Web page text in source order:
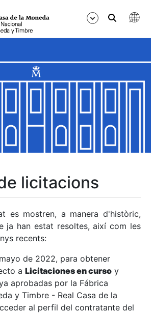
licitacions
es mostren, a manera d'històric,
ja han estat resoltes, així com les
recents:
de 2022, para obtener
a Licitaciones en curso y
aprobadas por la Fábrica
y Timbre - Real Casa de la
al perfil del contratante del